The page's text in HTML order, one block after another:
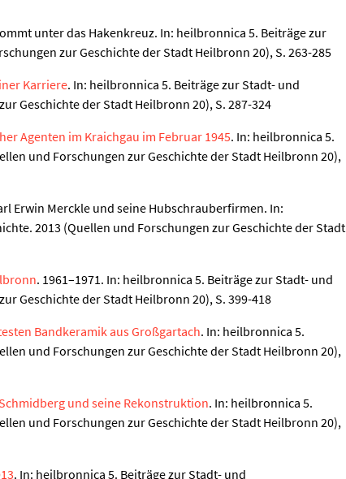
unter das Hakenkreuz. In: heilbronnica 5. Beiträge zur
zur Geschichte der Stadt Heilbronn 20), S. 263-285
Karriere. In: heilbronnica 5. Beiträge zur Stadt- und
Geschichte der Stadt Heilbronn 20), S. 287-324
Agenten im Kraichgau im Februar 1945. In: heilbronnica 5.
und Forschungen zur Geschichte der Stadt Heilbronn 20),
Erwin Merckle und seine Hubschrauberfirmen. In:
2013 (Quellen und Forschungen zur Geschichte der Stadt
. 1961–1971. In: heilbronnica 5. Beiträge zur Stadt- und
Geschichte der Stadt Heilbronn 20), S. 399-418
Bandkeramik aus Großgartach. In: heilbronnica 5.
und Forschungen zur Geschichte der Stadt Heilbronn 20),
und seine Rekonstruktion. In: heilbronnica 5.
und Forschungen zur Geschichte der Stadt Heilbronn 20),
. In: heilbronnica 5. Beiträge zur Stadt- und